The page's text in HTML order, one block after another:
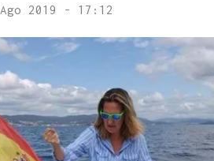
2019 - 17:12